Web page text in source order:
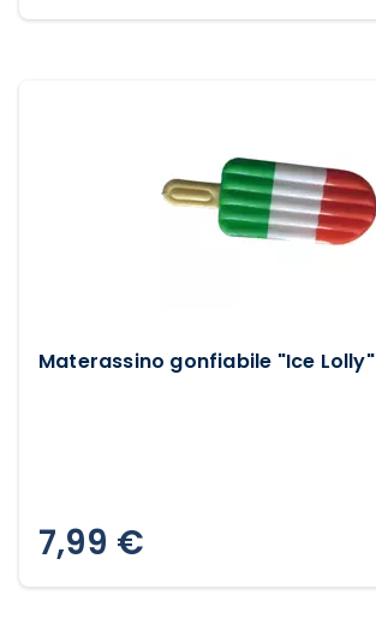
Materassino gonfiabile "Ice Lolly"
7,99 €